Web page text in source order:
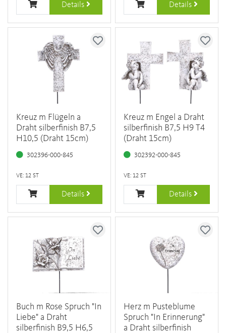
Details Details
Kreuz m Flügeln a
Draht silberfinish B7,5
H10,5 (Draht 15cm)
302396-000-845
VE: 12 ST
Details
Kreuz m Engel a Draht
silberfinish B7,5 H9 T4
(Draht 15cm)
302392-000-845
VE: 12 ST
Details
Buch m Rose Spruch "In
Liebe" a Draht
silberfinish B9,5 H6,5
Herz m Pusteblume
Spruch "In Erinnerung"
a Draht silberfinish